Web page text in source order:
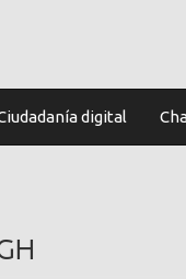
digital